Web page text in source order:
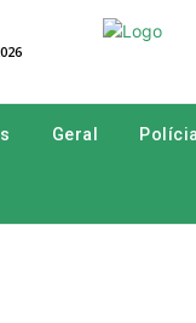
Geral Polícia